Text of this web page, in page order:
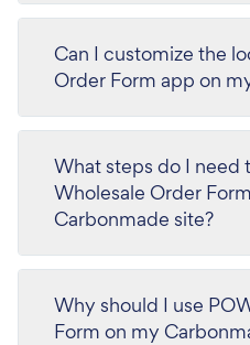
Can I customize the
Order Form app on
What steps do I need
Wholesale Order
Carbonmade site?
Why should I use
Form on my